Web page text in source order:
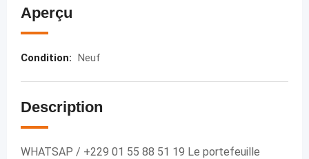
Aperçu
Condition: Neuf
Description
WHATSAP / +229 01 55 88 51 19 Le portefeuille